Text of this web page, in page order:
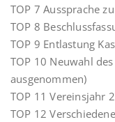
TOP 7 Aussprache
TOP 8
TOP 9 Entlastung
TOP 10 Neuwahl
ausgenommen)
TOP 11 Vereinsjahr
TOP 12